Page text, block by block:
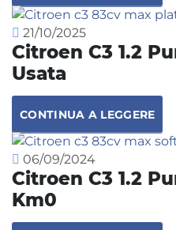
21/10/2025
Citroen C3 1.2
Usata
CONTINUA A LEGGERE
06/09/2024
Citroen C3 1.2
Km0